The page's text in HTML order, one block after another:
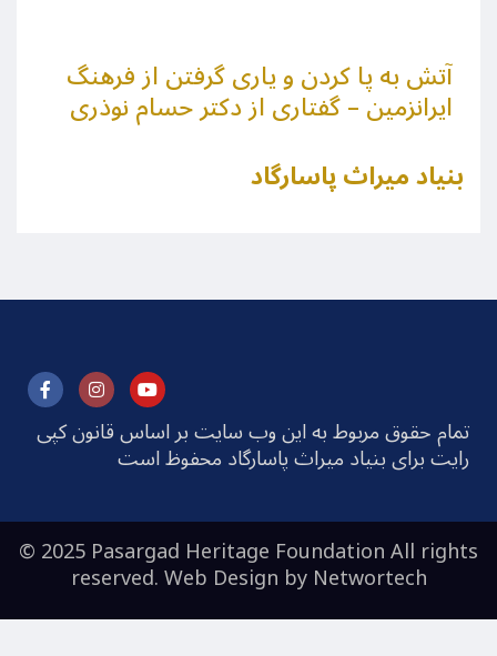
آتش به پا کردن و یاری گرفتن از فرهنگ
ایرانزمین – گفتاری از دکتر حسام نوذری
بنیاد میراث پاسارگاد
تمام حقوق مربوط به این وب سایت بر اساس قانون کپی
رایت برای بنیاد میراث پاسارگاد محفوظ است
© 2025 Pasargad Heritage Foundation All rights
reserved. Web Design byNetwortech